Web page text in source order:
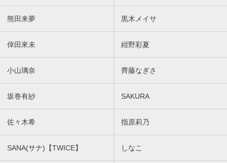
熊田来夢 黒木メイサ
倖田來未 紺野彩夏
小山璃奈 齊藤なぎさ
坂巻有紗 SAKURA
佐々木希 指原莉乃
SANA(サナ)【TWICE】 しなこ